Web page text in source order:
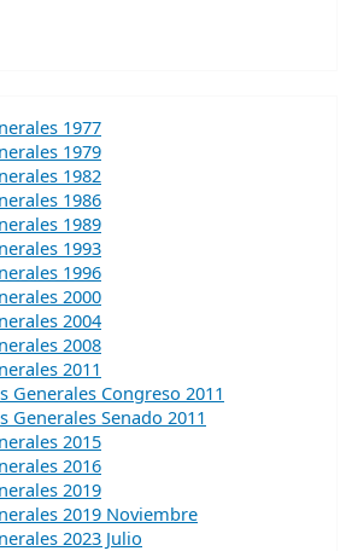
1977
1979
1982
1986
1989
1993
1996
2000
2004
2008
2011
Generales Congreso 2011
Generales Senado 2011
2015
2016
2019
2019 Noviembre
2023 Julio